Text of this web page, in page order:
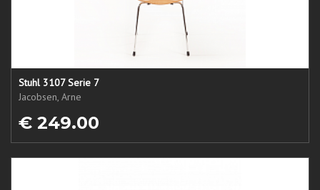
Stuhl 3107 Serie 7
Jacobsen, Arne
€ 249.00